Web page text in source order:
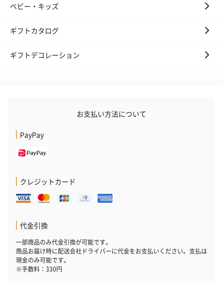
ベビー・キッズ
ギフトカタログ
ギフトデコレーション
お支払い方法について
PayPay
クレジットカード
代金引換
一部商品のみ代金引換が可能です。
商品お届け時に配送会社ドライバーに代金をお支払いください。支払は
現金のみ可能です。
※手数料：330円